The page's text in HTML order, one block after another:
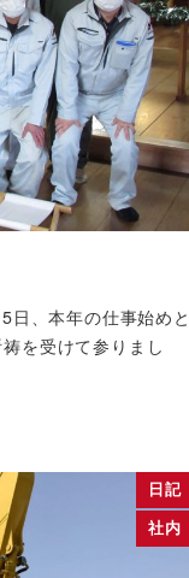
日、本年の仕事始めと
を受けて参りまし
日記
社内